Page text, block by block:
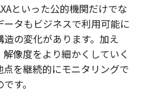
といった公的機関だけでな
タもビジネスで利用可能に
の変化があります。加え
像度をより細かくしていく
を継続的にモニタリングで
す。